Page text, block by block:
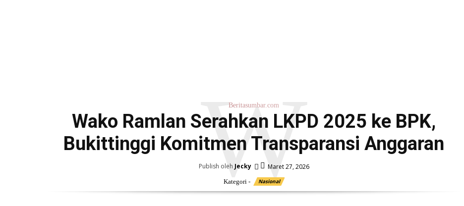
Beritasumbar.com
Wako Ramlan Serahkan LKPD 2025 ke BPK,
Bukittinggi Komitmen Transparansi Anggaran
W
Publish oleh Jecky Maret 27, 2026
Kategori - Nasional